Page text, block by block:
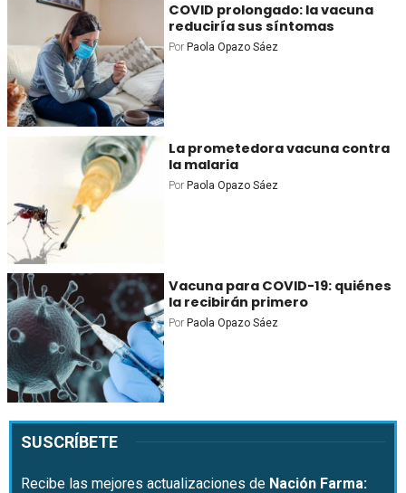
COVID prolongado: la vacuna
reduciría sus síntomas
Por Paola Opazo Sáez
La prometedora vacuna contra
la malaria
Por Paola Opazo Sáez
Vacuna para COVID-19: quiénes
la recibirán primero
Por Paola Opazo Sáez
SUSCRÍBETE
Recibe las mejores actualizaciones de Nación Farma: